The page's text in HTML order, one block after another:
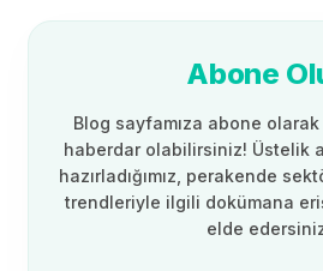
Abone
Blog sayfamıza abone
haberdar olabilirsiniz! Üstelik
hazırladığımız, perakende
trendleriyle ilgili dokümana
elde